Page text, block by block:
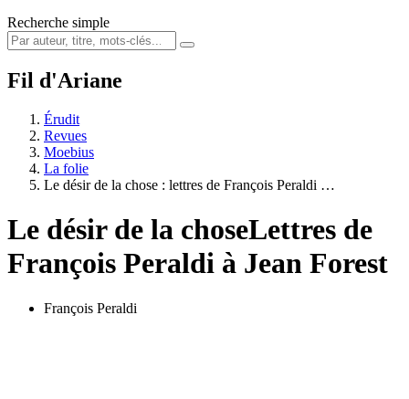
Recherche simple
Fil d'Ariane
Érudit
Revues
Moebius
La folie
Le désir de la chose : lettres de François Peraldi …
Le désir de la choseLettres de
François Peraldi à Jean Forest
François Peraldi